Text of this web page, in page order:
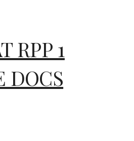
RPP 1
DOCS